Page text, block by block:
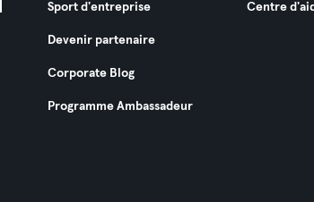
Sport d'entreprise
Devenir partenaire
Corporate Blog
Programme Ambassadeur
Centre